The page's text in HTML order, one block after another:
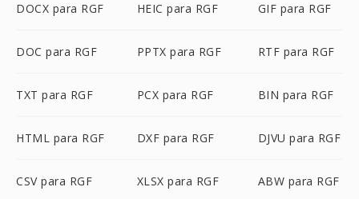
DOCX para RGF HEIC para RGF GIF para RGF
DOC para RGF PPTX para RGF RTF para RGF
TXT para RGF PCX para RGF BIN para RGF
HTML para RGF DXF para RGF DJVU para RGF
CSV para RGF XLSX para RGF ABW para RGF